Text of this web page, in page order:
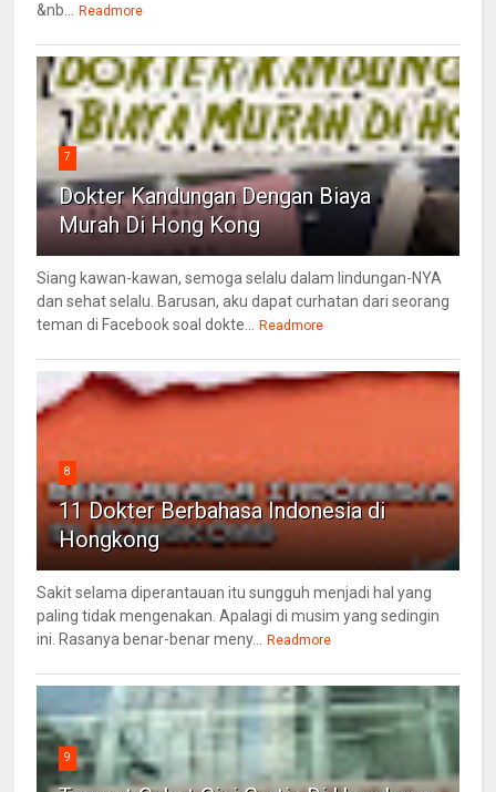
&nb... Readmore
7
Dokter Kandungan Dengan Biaya
Murah Di Hong Kong
Siang kawan-kawan, semoga selalu dalam lindungan-NYA
dan sehat selalu. Barusan, aku dapat curhatan dari seorang
teman di Facebook soal dokte... Readmore
8
11 Dokter Berbahasa Indonesia di
Hongkong
Sakit selama diperantauan itu sungguh menjadi hal yang
paling tidak mengenakan. Apalagi di musim yang sedingin
ini. Rasanya benar-benar meny... Readmore
9